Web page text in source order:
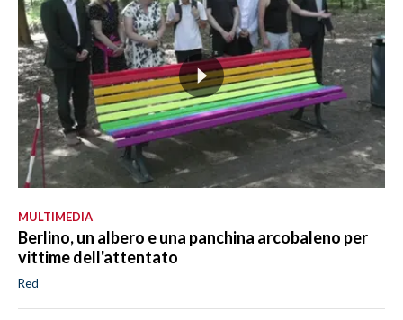
MULTIMEDIA
Berlino, un albero e una panchina arcobaleno per
vittime dell'attentato
Red